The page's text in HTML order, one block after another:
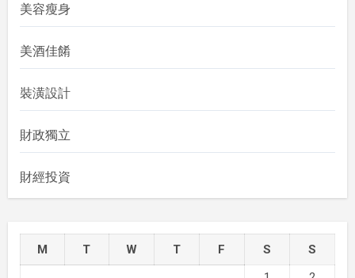
美容瘦身
美酒佳餚
裝潢設計
財政獨立
財經投資
M T W T F S
S